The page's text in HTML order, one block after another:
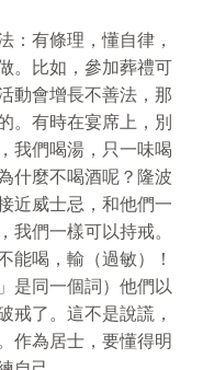
：有條理，懂自律，
。比如，參加葬禮可
動會增長不善法，那
。有時在宴席上，別
我們喝湯，只一味喝
什麼不喝酒呢？隆波
近威士忌，和他們一
我們一樣可以持戒。
能喝，輸（過敏）！
是同一個詞）他們以
戒了。這不是說謊，
作為居士，要懂得明